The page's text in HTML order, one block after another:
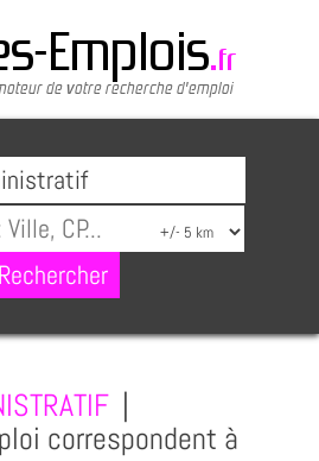
correspondent à